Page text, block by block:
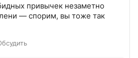
привычек незаметно
— спорим, вы тоже так